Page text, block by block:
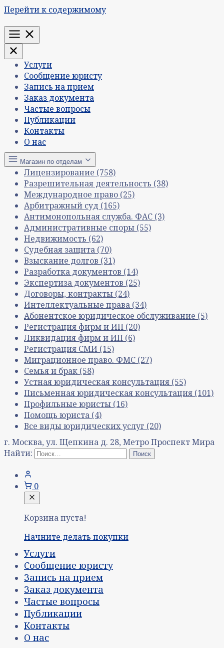
Перейти к содержимому
Меню
Услуги
Сообщение юристу
Запись на прием
Заказ документа
Частые вопросы
Публикации
Контакты
О нас
Магазин по отделам
Лицензирование (758)
Разрешительная деятельность (38)
Международное право (25)
Арбитражный суд (165)
Антимонопольная служба. ФАС (3)
Административные споры (55)
Недвижимость (62)
Судебная защита (70)
Взыскание долгов (31)
Разработка документов (14)
Экспертиза документов (25)
Договоры, контракты (24)
Интеллектуальные права (34)
Абонентское юридическое обслуживание (5)
Регистрация фирм и ИП (20)
Ликвидация фирм и ИП (6)
Регистрация СМИ (15)
Миграционное право. ФМС (27)
Семья и брак (58)
Устная юридическая консультация (55)
Письменная юридическая консультация (101)
Профильные юристы (16)
Помощь юриста (4)
Все виды юридических услуг (20)
г. Москва, ул. Щепкина д. 28, Метро Проспект Мира
Найти:
0
Корзина пуста!
Начните делать покупки
Услуги
Сообщение юристу
Запись на прием
Заказ документа
Частые вопросы
Публикации
Контакты
О нас